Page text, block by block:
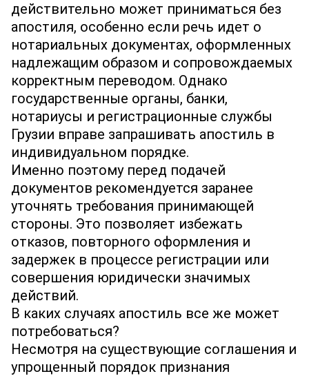
действительно может приниматься без
апостиля, особенно если речь идет о
нотариальных документах, оформленных
надлежащим образом и сопровождаемых
корректным переводом. Однако
государственные органы, банки,
нотариусы и регистрационные службы
Грузии вправе запрашивать апостиль в
индивидуальном порядке.
Именно поэтому перед подачей
документов рекомендуется заранее
уточнять требования принимающей
стороны. Это позволяет избежать
отказов, повторного оформления и
задержек в процессе регистрации или
совершения юридически значимых
действий.
В каких случаях апостиль все же может
потребоваться?
Несмотря на существующие соглашения и
упрощенный порядок признания